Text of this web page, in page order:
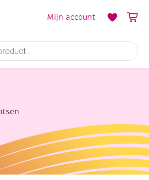
Mijn account